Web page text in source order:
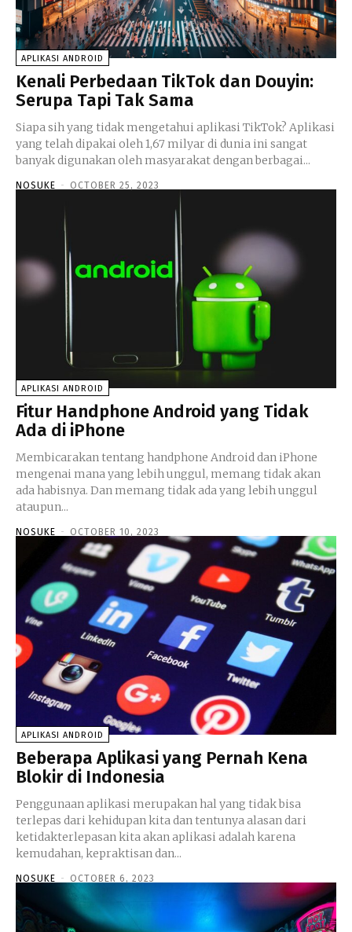
APLIKASI ANDROID
Kenali Perbedaan TikTok dan Douyin:
Serupa Tapi Tak Sama
Siapa sih yang tidak mengetahui aplikasi TikTok? Aplikasi
yang telah dipakai oleh 1,67 milyar di dunia ini sangat
banyak digunakan oleh masyarakat dengan berbagai...
NOSUKE - OCTOBER 25, 2023
APLIKASI ANDROID
Fitur Handphone Android yang Tidak
Ada di iPhone
Membicarakan tentang handphone Android dan iPhone
mengenai mana yang lebih unggul, memang tidak akan
ada habisnya. Dan memang tidak ada yang lebih unggul
ataupun...
NOSUKE - OCTOBER 10, 2023
APLIKASI ANDROID
Beberapa Aplikasi yang Pernah Kena
Blokir di Indonesia
Penggunaan aplikasi merupakan hal yang tidak bisa
terlepas dari kehidupan kita dan tentunya alasan dari
ketidakterlepasan kita akan aplikasi adalah karena
kemudahan, kepraktisan dan...
NOSUKE - OCTOBER 6, 2023